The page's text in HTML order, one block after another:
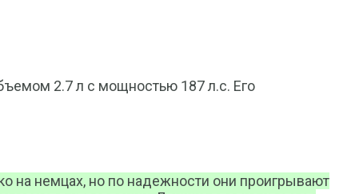
2.7 л с мощностью 187 л.с. Его
на немцах, но по надежности они проигрывают